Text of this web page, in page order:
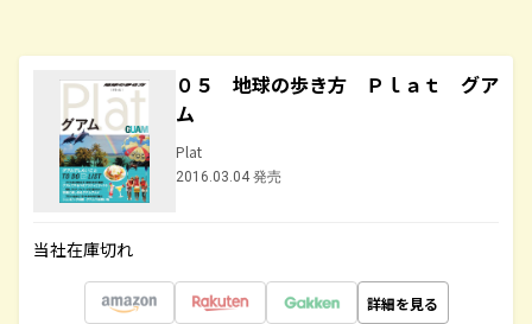
０５ 地球の歩き方 Ｐｌａｔ グア
ム
Plat
2016.03.04 発売
当社在庫切れ
詳細を見る